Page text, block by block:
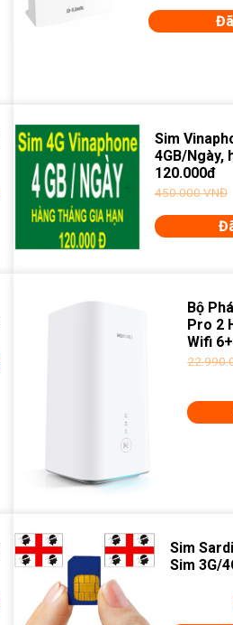
Sim
4GB/Ngày,
120.000đ
450.000VNĐ
Bộ
Pro 2
Wifi 6+
Sim
Sim 3G/